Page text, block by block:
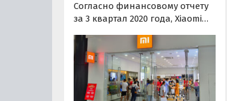
Согласно финансовому отчету
за 3 квартал 2020 года, Xiaomi
долларов, при этом прибыль
составила 621 млн долларов.
Что касается структуры
доходов, более 6 миллиардов
долларов приходится на